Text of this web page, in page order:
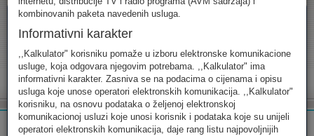
Tarifni kalkulator
Odaberite usluge koje koristite, popunite sva potrebna polja i
izaberite za sebe ono najbolje...
kombinovanih paketa navedenih usluga.
Informativni karakter
,,Kalkulator" korisniku pomaže u izboru elektronske komunikacione
usluge, koja odgovara njegovim potrebama. ,,Kalkulator" ima
informativni karakter. Zasniva se na podacima o cijenama i opisu
usluga koje unose operatori elektronskih komunikacija. ,,Kalkulator"
korisniku, na osnovu podataka o željenoj elektronskoj
komunikacionoj usluzi koje unosi korisnik i podataka koje su unijeli
operatori elektronskih komunikacija, daje rang listu najpovoljnijih